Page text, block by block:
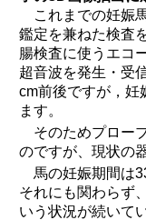
これまでの妊娠
鑑定を兼ねた検査
腸検査に使うエコ
超音波を発生・受
cm前後ですが，妊
ます。
そのためプロー
のですが、現状の
馬の妊娠期間は
それにも関わらず
いう状況が続いて